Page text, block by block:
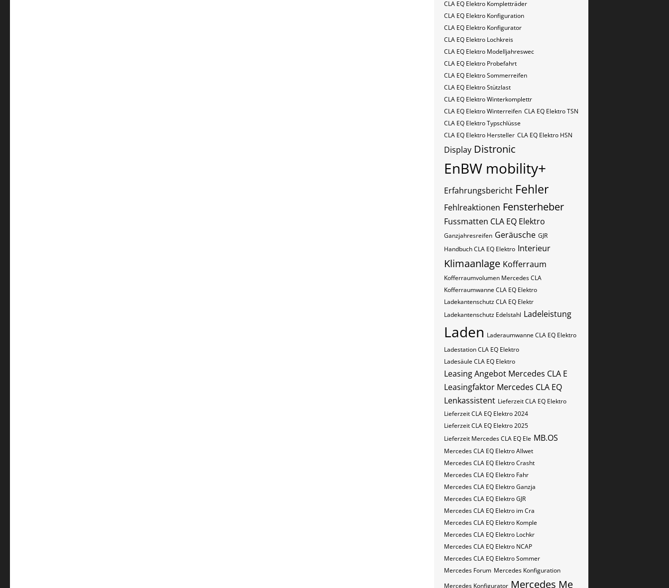
CLA EQ Elektro Kompletträder
CLA EQ Elektro Konfiguration
CLA EQ Elektro Konfigurator
CLA EQ Elektro Lochkreis
CLA EQ Elektro Modelljahreswec
CLA EQ Elektro Probefahrt
CLA EQ Elektro Sommerreifen
CLA EQ Elektro Stützlast
CLA EQ Elektro Winterkomplettr
CLA EQ Elektro Winterreifen CLA EQ Elektro​​​​ TSN
CLA EQ Elektro​​​​ Typschlüsse
CLA EQ Elektro​​​​​ Hersteller CLA EQ Elektro​​​​​ HSN
Display Distronic
EnBW mobility+
Erfahrungsbericht Fehler
Fehlreaktionen Fensterheber
Fussmatten CLA EQ Elektro
Ganzjahresreifen Geräusche GJR
Handbuch CLA EQ Elektro Interieur
Klimaanlage Kofferraum
Kofferraumvolumen Mercedes CLA
Kofferraumwanne CLA EQ Elektro
Ladekantenschutz CLA EQ Elektr
Ladekantenschutz Edelstahl Ladeleistung
Laden Laderaumwanne CLA EQ Elektro
Ladestation CLA EQ Elektro
Ladesäule CLA EQ Elektro
Leasing Angebot Mercedes CLA E
Leasingfaktor Mercedes CLA EQ
Lenkassistent Lieferzeit CLA EQ Elektro
Lieferzeit CLA EQ Elektro 2024
Lieferzeit CLA EQ Elektro 2025
Lieferzeit Mercedes CLA EQ Ele MB.OS
Mercedes CLA EQ Elektro Allwet
Mercedes CLA EQ Elektro Crasht
Mercedes CLA EQ Elektro Fahr
Mercedes CLA EQ Elektro Ganzja
Mercedes CLA EQ Elektro GJR
Mercedes CLA EQ Elektro im Cra
Mercedes CLA EQ Elektro Komple
Mercedes CLA EQ Elektro Lochkr
Mercedes CLA EQ Elektro NCAP
Mercedes CLA EQ Elektro Sommer
Mercedes Forum Mercedes Konfiguration
Mercedes Konfigurator Mercedes Me